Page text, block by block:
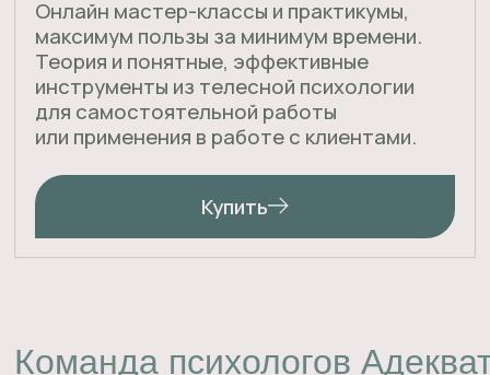
Очные сессии и онлайн-консультации
ФОРМАТ
9 опытных психологов в 3 странах и 6
городах
02